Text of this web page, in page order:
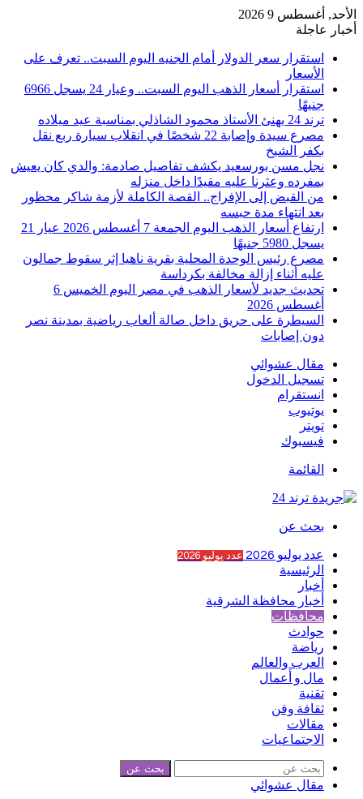
الأحد, أغسطس 9 2026
أخبار عاجلة
استقرار سعر الدولار أمام الجنيه اليوم السبت.. تعرف على
الأسعار
استقرار أسعار الذهب اليوم السبت.. وعيار 24 يسجل 6966
جنيهًا
ترند 24 يهنئ الأستاذ محمود الشاذلي بمناسبة عيد ميلاده
مصرع سيدة وإصابة 22 شخصًا في انقلاب سيارة ربع نقل
بكفر الشيخ
نجل مسن بورسعيد يكشف تفاصيل صادمة: والدي كان يعيش
بمفرده وعثرنا عليه مقيدًا داخل منزله
من القبض إلى الإفراج.. القصة الكاملة لأزمة شاكر محظور
بعد انتهاء مدة حبسه
ارتفاع أسعار الذهب اليوم الجمعة 7 أغسطس 2026 عيار 21
يسجل 5980 جنيهًا
مصرع رئيس الوحدة المحلية بقرية ناهيا إثر سقوط جمالون
عليه أثناء إزالة مخالفة بكرداسة
تحديث جديد لأسعار الذهب في مصر اليوم الخميس 6
أغسطس 2026
السيطرة على حريق داخل صالة ألعاب رياضية بمدينة نصر
دون إصابات
مقال عشوائي
تسجيل الدخول
انستقرام
يوتيوب
تويتر
فيسبوك
القائمة
بحث عن
عدد يوليو 2026 عدد يوليو 2026
الرئيسية
أخبار
أخبار محافظة الشرقية
محافظات
حوادث
رياضة
العرب والعالم
مال و أعمال
تقنية
ثقافة وفن
مقالات
الاجتماعيات
بحث عن
مقال عشوائي